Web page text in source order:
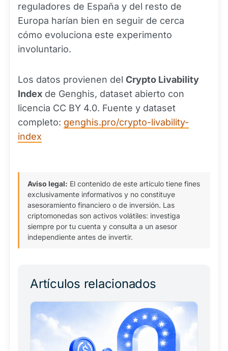
reguladores de España y del resto de
Europa harían bien en seguir de cerca
cómo evoluciona este experimento
involuntario.
Los datos provienen del Crypto Livability
Index de Genghis, dataset abierto con
licencia CC BY 4.0. Fuente y dataset
completo: genghis.pro/crypto-livability-
index
Aviso legal: El contenido de este artículo tiene fines
exclusivamente informativos y no constituye
asesoramiento financiero o de inversión. Las
criptomonedas son activos volátiles: investiga
siempre por tu cuenta y consulta a un asesor
independiente antes de invertir.
Artículos relacionados